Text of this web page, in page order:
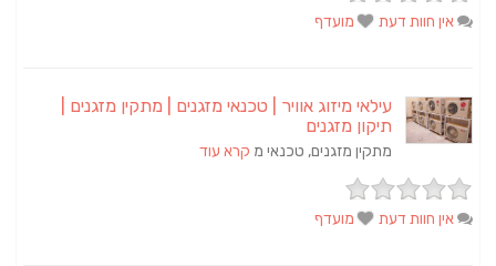
אין חוות דעת מועדף
עילאי מיזוג אוויר | טכנאי מזגנים | מתקין מזגנים |
תיקון מזגנים
מתקין מזגנים, טכנאי מ קרא עוד
אין חוות דעת מועדף